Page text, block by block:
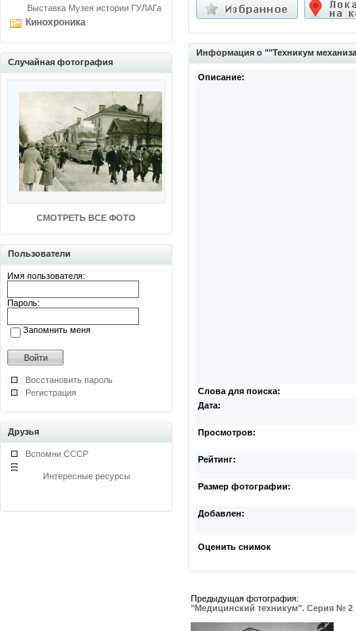
Выставка Музея истории ГУЛАГа
Кинохроника
Случайная фотография
СМОТРЕТЬ ВСЕ ФОТО
Пользователи
Имя пользователя:
Пароль:
Запомнить меня
Восстановить пароль
Регистрация
Друзья
Вспомни СССР
Интересные ресурсы
Информация о ""Техникум
Описание:
Слова для поиска:
Дата:
Просмотров:
Рейтинг:
Размер фотографии:
Добавлен:
Оценить снимок
Предыдущая фотография:
"Медицинский техникум". Серия № 2